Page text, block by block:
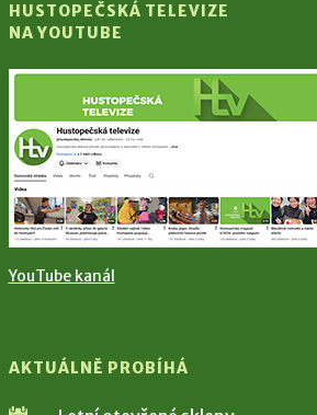
HUSTOPEČSKÁ TELEVIZE
NA YOUTUBE
YouTube kanál
AKTUÁLNĚ PROBÍHÁ